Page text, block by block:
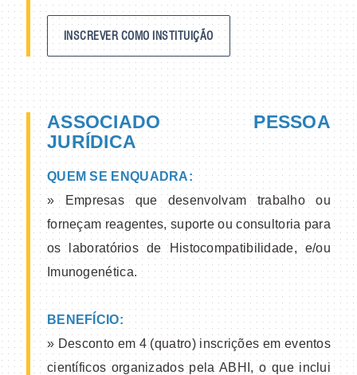
INSCREVER COMO INSTITUIÇÃO
ASSOCIADO PESSOA
JURÍDICA
QUEM SE ENQUADRA:
» Empresas que desenvolvam trabalho ou
forneçam reagentes, suporte ou consultoria para
os laboratórios de Histocompatibilidade, e/ou
Imunogenética.
BENEFÍCIO:
» Desconto em 4 (quatro) inscrições em eventos
científicos organizados pela ABHI, o que inclui